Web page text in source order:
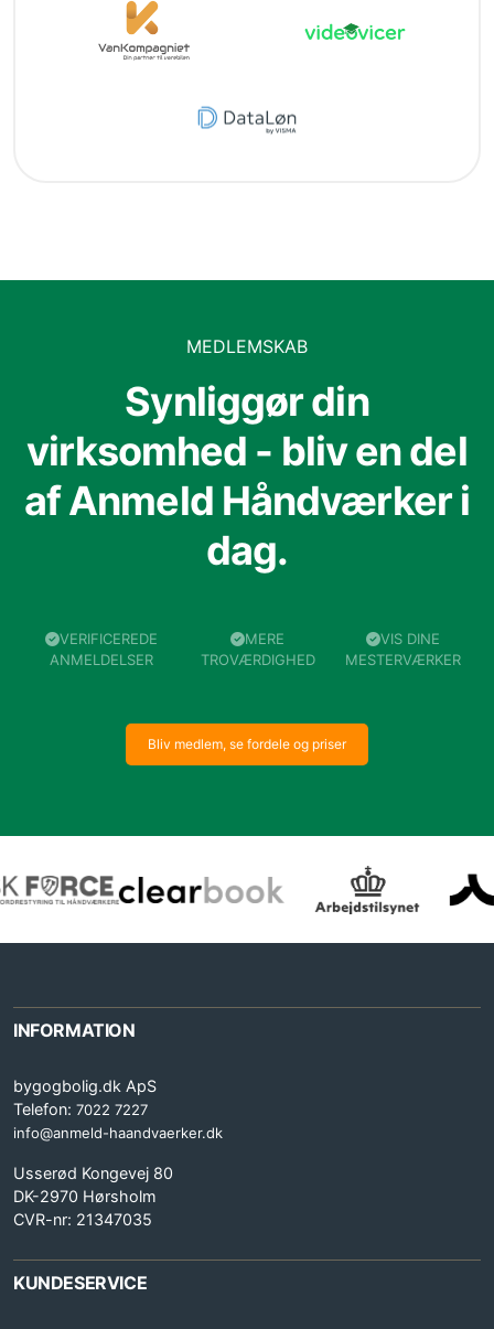
MEDLEMSKAB
Synliggør din
virksomhed - bliv en del
af Anmeld Håndværker i
dag.
VERIFICEREDE
ANMELDELSER
MERE
TROVÆRDIGHED
VIS DINE
MESTERVÆRKER
Bliv medlem, se fordele og priser
INFORMATION
bygogbolig.dk ApS
Telefon: 7022 7227
info@anmeld-haandvaerker.dk
Usserød Kongevej 80
DK-2970 Hørsholm
CVR-nr: 21347035
KUNDESERVICE